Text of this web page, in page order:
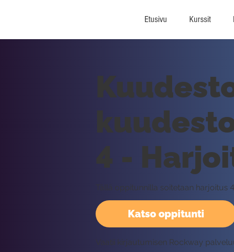
Etusivu Kurssit
Katso oppitunti
4 -
Tällä oppitunnilla soitetaan
Vaatii kirjautumisen Rockway